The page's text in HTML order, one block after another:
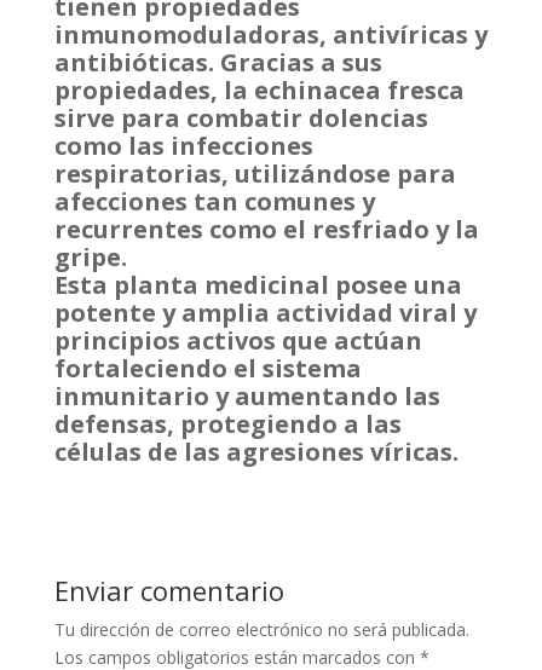
inmunomoduladoras, antivíricas y
antibióticas. Gracias a sus
propiedades, la echinacea fresca
sirve para combatir dolencias
como las infecciones
respiratorias, utilizándose para
afecciones tan comunes y
recurrentes como el resfriado y la
gripe.
Esta planta medicinal posee una
potente y amplia actividad viral y
principios activos que actúan
fortaleciendo el sistema
inmunitario y aumentando las
defensas, protegiendo a las
células de las agresiones víricas.
Enviar comentario
Tu dirección de correo electrónico no será publicada.
Los campos obligatorios están marcados con *